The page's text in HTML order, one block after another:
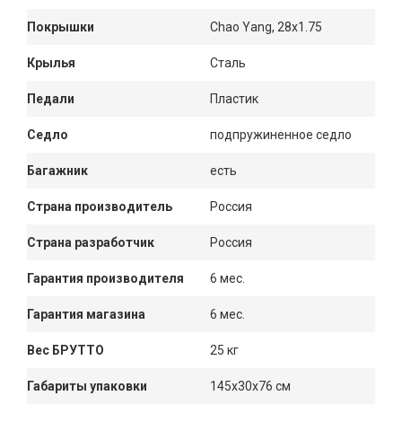
Покрышки Chao Yang, 28x1.75
Крылья Сталь
Педали Пластик
Седло подпружиненное седло
Багажник есть
Страна производитель Россия
Страна разработчик Россия
Гарантия производителя 6 мес.
Гарантия магазина 6 мес.
Вес БРУТТО 25 кг
Габариты упаковки 145x30x76 см